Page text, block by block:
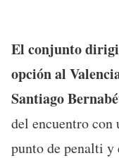
El conjunto
opción al
Santiago
del encuentro con
punto de penalti y